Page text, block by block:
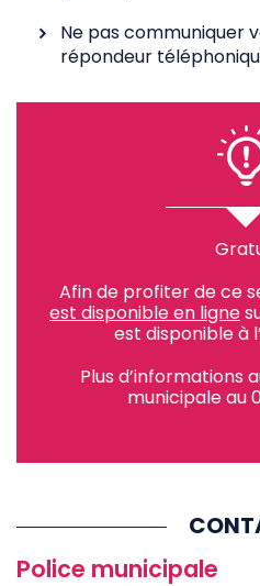
Ne pas communiquer
répondeur
Afin de profiter de ce
est disponible en ligne
est disponible à
Plus d’informations
municipale au
Police municipale